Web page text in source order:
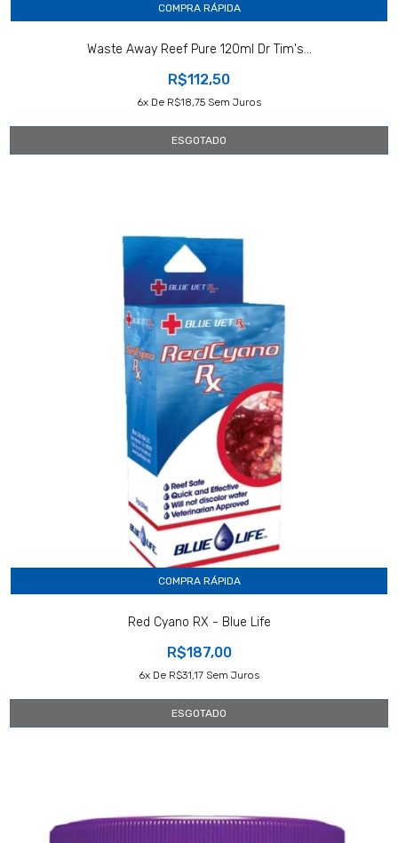
COMPRA RÁPIDA
Waste Away Reef Pure 120ml Dr Tim's...
R$112,50
6X De R$18,75 Sem Juros
ESGOTADO
COMPRA RÁPIDA
Red Cyano RX - Blue Life
R$187,00
6X De R$31,17 Sem Juros
ESGOTADO